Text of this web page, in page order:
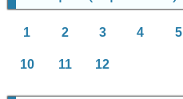
1 2 3 4 5
10 11 12